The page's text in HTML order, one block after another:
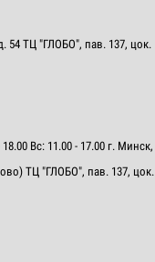
54 ТЦ "ГЛОБО", пав. 137, цок.
Вс: 11.00 - 17.00 г. Минск,
ТЦ "ГЛОБО", пав. 137, цок.